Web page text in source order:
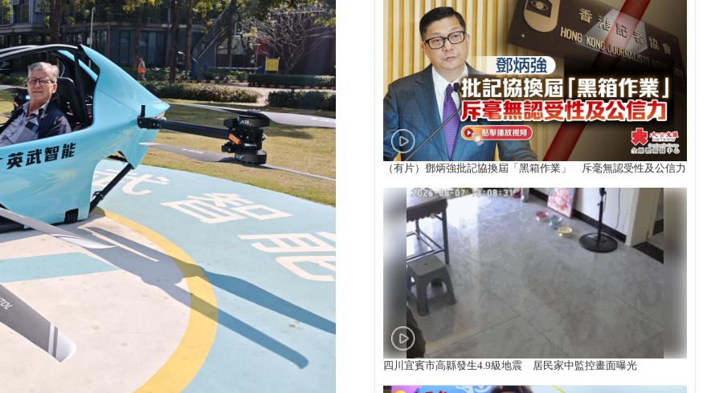
（有片）鄧炳強批記協換屆「黑箱作業」 斥毫無認受性及公信力
四川宜賓市高縣發生4.9級地震 居民家中監控畫面曝光